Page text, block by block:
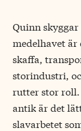
Quinn
medelhavet
skaffa,
storindustri,
rutter stor
antik är det
slavarbetet